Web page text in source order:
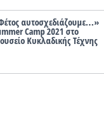
αυτοσχεδιάζουμε...»
Camp 2021 στο
Κυκλαδικής Τέχνης